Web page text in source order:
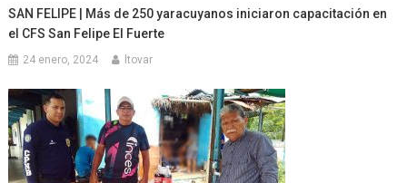
SAN FELIPE | Más de 250 yaracuyanos iniciaron capacitación en
el CFS San Felipe El Fuerte
24 enero, 2024 ltovar